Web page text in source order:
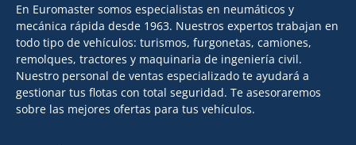
En Euromaster somos especialistas en neumáticos y
mecánica rápida desde 1963. Nuestros expertos trabajan en
todo tipo de vehículos: turismos, furgonetas, camiones,
remolques, tractores y maquinaria de ingeniería civil.
Nuestro personal de ventas especializado te ayudará a
gestionar tus flotas con total seguridad. Te asesoraremos
sobre las mejores ofertas para tus vehículos.